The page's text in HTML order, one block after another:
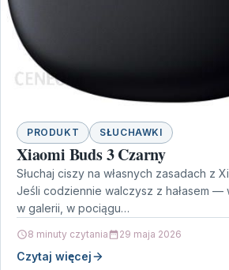
PRODUKT SŁUCHAWKI
Xiaomi Buds 3 Czarny
Słuchaj ciszy na własnych zasadach z
Jeśli codziennie walczysz z hałasem —
w galerii, w pociągu…
8 minuty czytania 29 maja 2026
Czytaj więcej